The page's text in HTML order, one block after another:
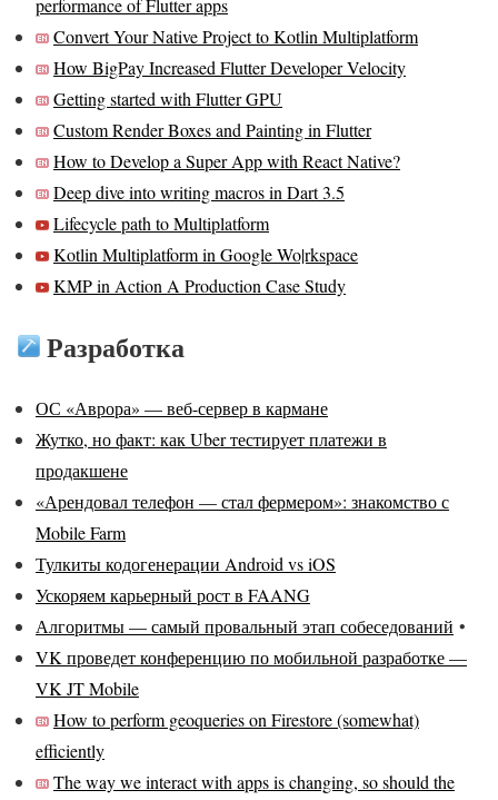
performance of Flutter apps
Convert Your Native Project to Kotlin Multiplatform
How BigPay Increased Flutter Developer Velocity
Getting started with Flutter GPU
Custom Render Boxes and Painting in Flutter
How to Develop a Super App with React Native?
Deep dive into writing macros in Dart 3.5
Lifecycle path to Multiplatform
Kotlin Multiplatform in Google Wo|rkspace
KMP in Action A Production Case Study
Разработка
ОС «Аврора» — веб-сервер в кармане
Жутко, но факт: как Uber тестирует платежи в
продакшене
«Арендовал телефон — стал фермером»: знакомство с
Mobile Farm
Тулкиты кодогенерации Android vs iOS
Ускоряем карьерный рост в FAANG
Алгоритмы — самый провальный этап собеседований •
VK проведет конференцию по мобильной разработке —
VK JT Mobile
How to perform geoqueries on Firestore (somewhat)
efficiently
The way we interact with apps is changing, so should the